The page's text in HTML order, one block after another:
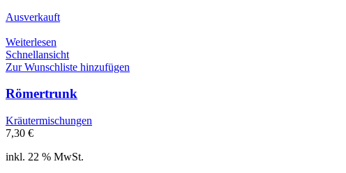
Ausverkauft
Weiterlesen
Schnellansicht
Zur Wunschliste hinzufügen
Römertrunk
Kräutermischungen
7,30 €
inkl. 22 % MwSt.